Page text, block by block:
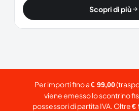
Scopri di più
Per importi fino a€ 99,00
viene emesso lo scontrino
possessori di partita IVA. Oltre€